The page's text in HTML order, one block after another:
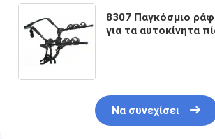
8307 Παγκόσμιο
για τα αυτοκίνητα
Να συνεχίσει